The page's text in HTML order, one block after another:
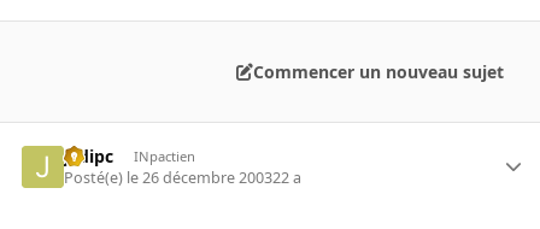
Commencer un nouveau sujet
jedipc INpactien
Posté(e) le 26 décembre 200322 a